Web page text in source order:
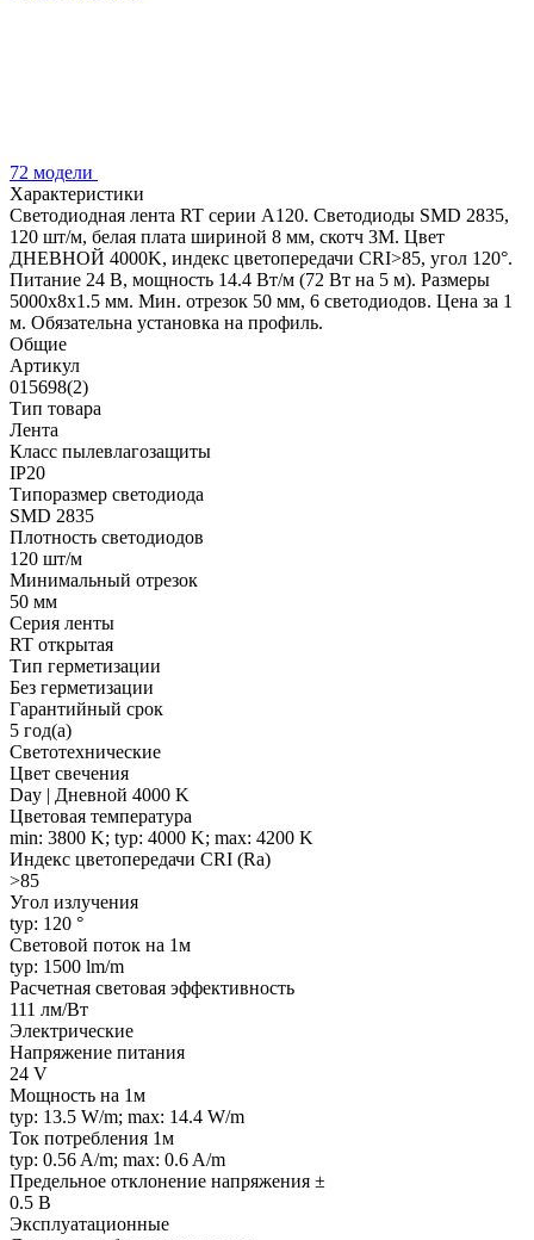
72 модели
Характеристики
Светодиодная лента RT серии A120. Светодиоды SMD 2835,
120 шт/м, белая плата шириной 8 мм, скотч 3M. Цвет
ДНЕВНОЙ 4000K, индекс цветопередачи CRI>85, угол 120°.
Питание 24 В, мощность 14.4 Вт/м (72 Вт на 5 м). Размеры
5000x8x1.5 мм. Мин. отрезок 50 мм, 6 светодиодов. Цена за 1
м. Обязательна установка на профиль.
Общие
Артикул
015698(2)
Тип товара
Лента
Класс пылевлагозащиты
IP20
Типоразмер светодиода
SMD 2835
Плотность светодиодов
120 шт/м
Минимальный отрезок
50 мм
Серия ленты
RT открытая
Тип герметизации
Без герметизации
Гарантийный срок
5 год(а)
Светотехнические
Цвет свечения
Day | Дневной 4000 K
Цветовая температура
min: 3800 K; typ: 4000 K; max: 4200 K
Индекс цветопередачи CRI (Ra)
>85
Угол излучения
typ: 120 °
Световой поток на 1м
typ: 1500 lm/m
Расчетная световая эффективность
111 лм/Вт
Электрические
Напряжение питания
24 V
Мощность на 1м
typ: 13.5 W/m; max: 14.4 W/m
Ток потребления 1м
typ: 0.56 A/m; max: 0.6 A/m
Предельное отклонение напряжения ±
0.5 В
Эксплуатационные